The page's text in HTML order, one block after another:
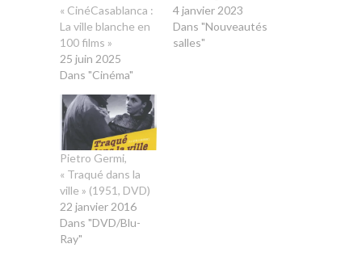
« CinéCasablanca :
La ville blanche en
100 films »
25 juin 2025
Dans "Cinéma"
4 janvier 2023
Dans "Nouveautés
salles"
Pietro Germi,
« Traqué dans la
ville » (1951, DVD)
22 janvier 2016
Dans "DVD/Blu-
Ray"